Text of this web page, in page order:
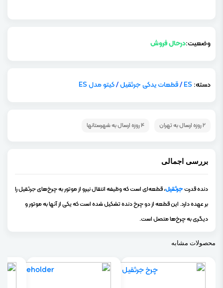
وضعیت:درحال فروش
دسته:ES
/قطعات یدکی جرثقیل/کیتو مدل ES
2 روزه ارسال به تهران 4 روزه ارسال به شهرستانها
بررسی اجمالی
دنده قدرتجرثقیل، قطعه‌ای است که وظیفه انتقال نیرو از موتور به چرخ‌های جرثقیل را
بر عهده دارد. این قطعه از دو چرخ دنده تشکیل شده است که یکی از آنها به موتور و
دیگری به چرخ‌ها متصل است.
محصولات مشابه